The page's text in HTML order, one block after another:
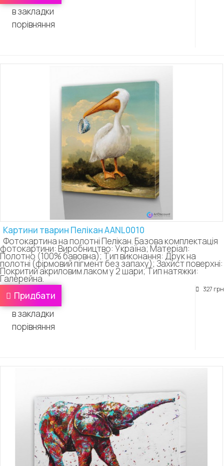
в закладки
порівняння
Картини тварин Пелікан AANL0010
Фотокартина на полотні Пелікан. Базова комплектація
фотокартини: Виробництво: Україна; Матеріал:
Полотно (100% бавовна); Тип виконання: Друк на
полотні (фірмовий пігмент без запаху); Захист поверхні:
Покритий акриловим лаком у 2 шари; Тип натяжки:
Галерейна.
327 грн
Придбати
в закладки
порівняння